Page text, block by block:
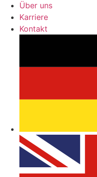
Über uns
Karriere
Kontakt